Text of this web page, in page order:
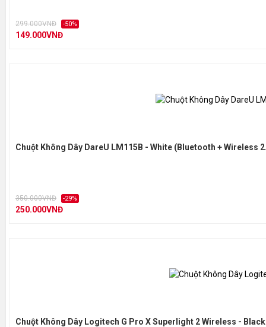
299.000VNĐ -50%
149.000VNĐ
Chuột Không Dây DareU LM115B - White (Bluetooth + Wireless
350.000VNĐ -29%
250.000VNĐ
Chuột Không Dây Logitech G Pro X Superlight 2 Wireless - Black